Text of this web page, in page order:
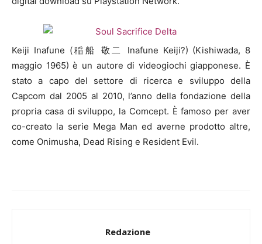
Keiji Inafune (稲船 敬二 Inafune Keiji?) (Kishiwada, 8
maggio 1965) è un autore di videogiochi giapponese. È
stato a capo del settore di ricerca e sviluppo della
Capcom dal 2005 al 2010, l’anno della fondazione della
propria casa di sviluppo, la Comcept. È famoso per aver
co-creato la serie Mega Man ed averne prodotto altre,
come Onimusha, Dead Rising e Resident Evil.
Redazione